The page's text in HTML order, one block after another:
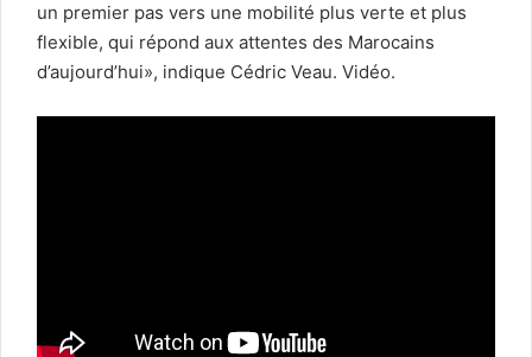
un premier pas vers une mobilité plus verte et plus
flexible, qui répond aux attentes des Marocains
d’aujourd’hui», indique Cédric Veau. Vidéo.